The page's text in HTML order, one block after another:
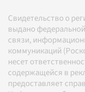
Свидетельство о
выдано
связи,
коммуникаций
несет
содержащейся в
предоставляет